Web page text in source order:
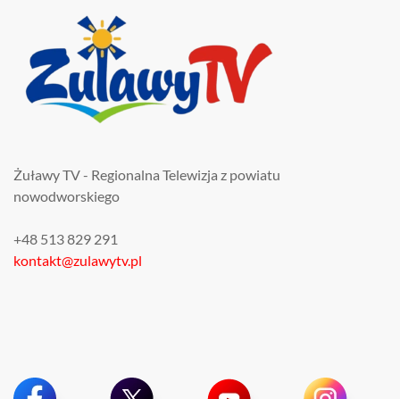
Żuławy TV - Regionalna Telewizja z powiatu
nowodworskiego
+48 513 829 291
kontakt@zulawytv.pl